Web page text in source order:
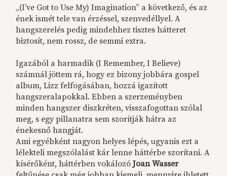
„(I’ve Got to Use My) Imagination” a következő, és az
ének ismét tele van érzéssel, szenvedéllyel. A
hangszerelés pedig mindehhez tisztes hátteret
biztosít, nem rossz, de semmi extra.
Igazából a harmadik (I Remember, I Believe)
számnál jöttem rá, hogy ez bizony jobbára gospel
album, Lizz felfogásában, hozzá igazított
hangszeralapokkal. Ebben a szerzeményben
minden hangszer diszkréten, visszafogottan szólal
meg, s egy pillanatra sem szorítják hátra az
énekesnő hangját.
Ami egyébként nagyon helyes lépés, ugyanis ezt a
lélekteli megszólalást kár lenne háttérbe szorítani. A
kísérőként, háttérben vokálozóJoan Wasser